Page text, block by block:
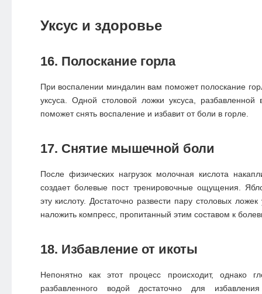
Уксус и здоровье
16. Полоскание горла
При воспалении миндалин вам поможет полоскание
уксуса. Одной столовой ложки уксуса,
поможет снять воспаление и избавит от боли в горле.
17. Снятие мышечной боли
После физических нагрузок молочная кислота
создает болевые пост тренировочные ощущения.
эту кислоту. Достаточно развести пару столовых
наложить компресс, пропитанный этим составом к
18. Избавление от икоты
Непонятно как этот процесс происходит, однако
разбавленного водой достаточно для